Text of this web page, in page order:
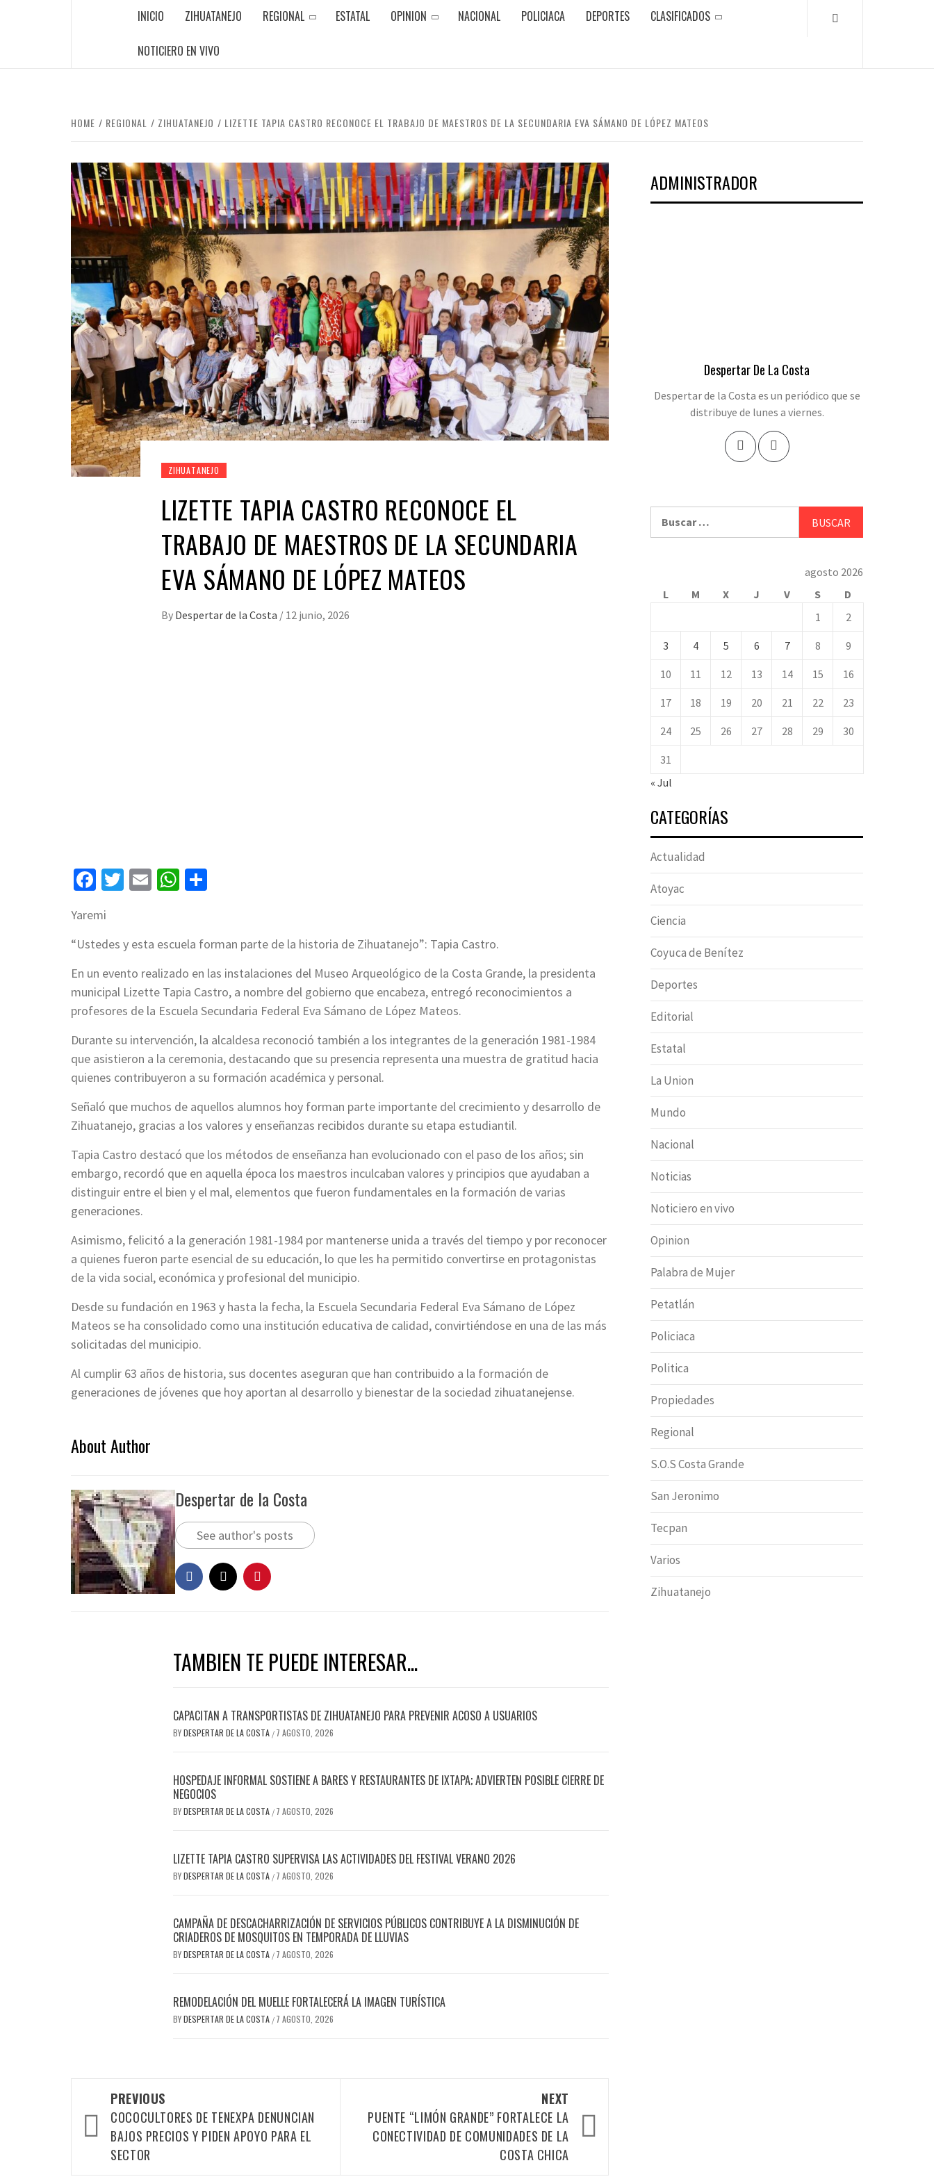
INICIO ZIHUATANEJO REGIONAL ESTATAL OPINION NACIONAL POLICIACA DEPORTES CLASIFICADOS
NOTICIERO EN VIVO
HOME REGIONAL ZIHUATANEJO LIZETTE TAPIA CASTRO RECONOCE EL TRABAJO DE MAESTROS DE LA SECUNDARIA EVA SÁMANO DE LÓPEZ MATEOS
ZIHUATANEJO
LIZETTE TAPIA CASTRO RECONOCE EL
TRABAJO DE MAESTROS DE LA SECUNDARIA
EVA SÁMANO DE LÓPEZ MATEOS
By Despertar de la Costa / 12 junio, 2026
Facebook
Twitter
EmailWhatsApp
Yaremi
“Ustedes y esta escuela forman parte de la historia de Zihuatanejo”: Tapia Castro.
En un evento realizado en las instalaciones del Museo Arqueológico de la Costa Grande, la presidenta
municipal Lizette Tapia Castro, a nombre del gobierno que encabeza, entregó reconocimientos a
profesores de la Escuela Secundaria Federal Eva Sámano de López Mateos.
Durante su intervención, la alcaldesa reconoció también a los integrantes de la generación 1981-1984
que asistieron a la ceremonia, destacando que su presencia representa una muestra de gratitud hacia
quienes contribuyeron a su formación académica y personal.
Señaló que muchos de aquellos alumnos hoy forman parte importante del crecimiento y desarrollo de
Zihuatanejo, gracias a los valores y enseñanzas recibidos durante su etapa estudiantil.
Tapia Castro destacó que los métodos de enseñanza han evolucionado con el paso de los años; sin
embargo, recordó que en aquella época los maestros inculcaban valores y principios que ayudaban a
distinguir entre el bien y el mal, elementos que fueron fundamentales en la formación de varias
generaciones.
Asimismo, felicitó a la generación 1981-1984 por mantenerse unida a través del tiempo y por reconocer
a quienes fueron parte esencial de su educación, lo que les ha permitido convertirse en protagonistas
de la vida social, económica y profesional del municipio.
Desde su fundación en 1963 y hasta la fecha, la Escuela Secundaria Federal Eva Sámano de López
Mateos se ha consolidado como una institución educativa de calidad, convirtiéndose en una de las más
solicitadas del municipio.
Al cumplir 63 años de historia, sus docentes aseguran que han contribuido a la formación de
generaciones de jóvenes que hoy aportan al desarrollo y bienestar de la sociedad zihuatanejense.
About Author
Despertar de la Costa
See author's posts
TAMBIEN TE PUEDE INTERESAR...
CAPACITAN A TRANSPORTISTAS DE ZIHUATANEJO PARA PREVENIR ACOSO A USUARIOS
BYDESPERTAR DE LA COSTA / 7 AGOSTO, 2026
HOSPEDAJE INFORMAL SOSTIENE A BARES Y RESTAURANTES DE IXTAPA; ADVIERTEN POSIBLE CIERRE DE
NEGOCIOS
BYDESPERTAR DE LA COSTA / 7 AGOSTO, 2026
LIZETTE TAPIA CASTRO SUPERVISA LAS ACTIVIDADES DEL FESTIVAL VERANO 2026
BYDESPERTAR DE LA COSTA / 7 AGOSTO, 2026
CAMPAÑA DE DESCACHARRIZACIÓN DE SERVICIOS PÚBLICOS CONTRIBUYE A LA DISMINUCIÓN DE
CRIADEROS DE MOSQUITOS EN TEMPORADA DE LLUVIAS
BYDESPERTAR DE LA COSTA / 7 AGOSTO, 2026
REMODELACIÓN DEL MUELLE FORTALECERÁ LA IMAGEN TURÍSTICA
BYDESPERTAR DE LA COSTA / 7 AGOSTO, 2026
navigation
PREVIOUS
COCOCULTORES DE TENEXPA DENUNCIAN
BAJOS PRECIOS Y PIDEN APOYO PARA EL
SECTOR
NEXT
PUENTE “LIMÓN GRANDE” FORTALECE LA
CONECTIVIDAD DE COMUNIDADES DE LA
COSTA CHICA
ADMINISTRADOR
Despertar De La Costa
Despertar de la Costa es un periódico que se
distribuye de lunes a viernes.
agosto 2026
L
M X J V S
D
1
2
3 4 5 6 7 8 9
10 11 12 13 14 15 16
17 18 19 20 21 22 23
24 25 26 27 28 29 30
31
« Jul
CATEGORÍAS
Actualidad
Atoyac
Ciencia
Coyuca de Benítez
Deportes
Editorial
Estatal
La Union
Mundo
Nacional
Noticias
Noticiero en vivo
Opinion
Palabra de Mujer
Petatlán
Policiaca
Politica
Propiedades
Regional
S.O.S Costa Grande
San Jeronimo
Tecpan
Varios
Zihuatanejo